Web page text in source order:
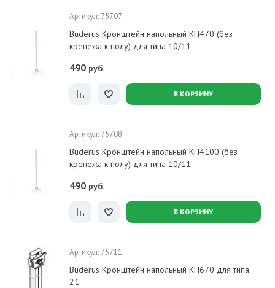
Артикул: 75707
Buderus Кронштейн напольный KH470 (без
крепежа к полу) для типа 10/11
490 руб.
В КОРЗИНУ
Артикул: 75708
Buderus Кронштейн напольный KH4100 (без
крепежа к полу) для типа 10/11
490 руб.
В КОРЗИНУ
Артикул: 75711
Buderus Кронштейн напольный KH670 для типа
21